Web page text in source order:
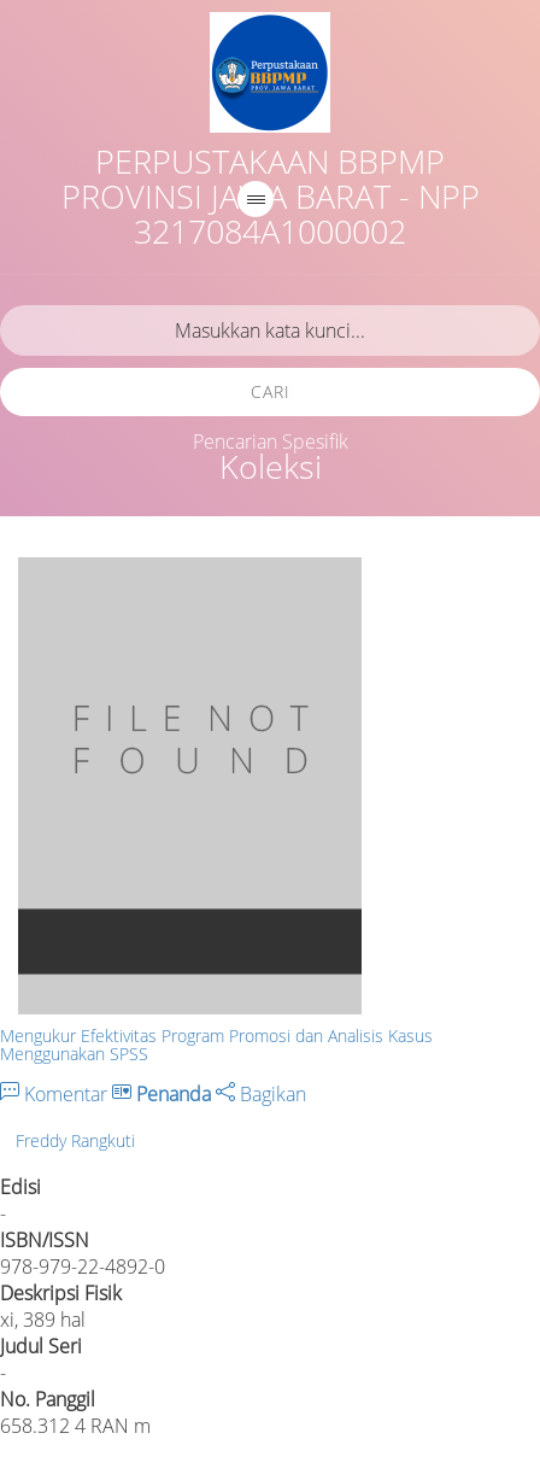
PERPUSTAKAAN BBPMP
PROVINSI JAWA BARAT - NPP
3217084A1000002
Koleksi
CARI
Pencarian Spesifik
Mengukur Efektivitas Program Promosi dan Analisis Kasus
Menggunakan SPSS
Komentar Penanda Bagikan
Freddy Rangkuti
Edisi
-
ISBN/ISSN
978-979-22-4892-0
Deskripsi Fisik
xi, 389 hal
Judul Seri
-
No. Panggil
658.312 4 RAN m